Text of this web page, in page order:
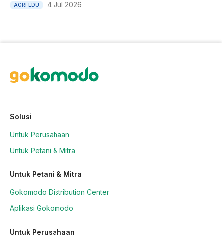
AGRI EDU 4 Jul 2026
Solusi
Untuk Perusahaan
Untuk Petani & Mitra
Untuk Petani & Mitra
Gokomodo Distribution Center
Aplikasi Gokomodo
Untuk Perusahaan